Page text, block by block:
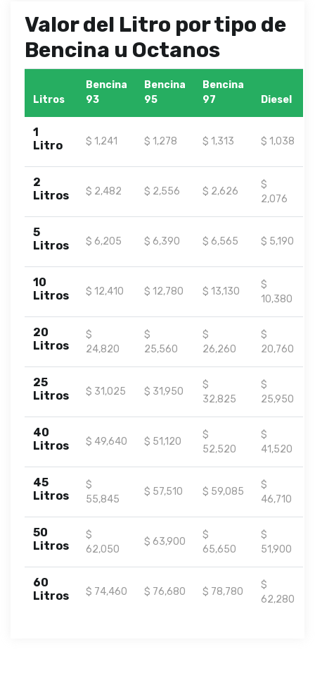
Valor del Litro por tipo de
Bencina u Octanos
Litros
Bencina
93
Bencina
95
Bencina
97
Diesel
1
Litro
$ 1,241 $ 1,278 $ 1,313 $ 1,038
2
Litros
$ 2,482 $ 2,556 $ 2,626
$
2,076
5
Litros
$ 6,205 $ 6,390 $ 6,565 $ 5,190
10
Litros
$ 12,410 $ 12,780 $ 13,130
$
10,380
20
Litros
$
24,820
$
25,560
$
26,260
$
20,760
25
Litros
$ 31,025 $ 31,950
$
32,825
$
25,950
40
Litros
$ 49,640 $ 51,120
$
52,520
$
41,520
45
Litros
$
55,845
$ 57,510 $ 59,085
$
46,710
50
Litros
$
62,050
$ 63,900
$
65,650
$
51,900
60
Litros
$ 74,460 $ 76,680 $ 78,780
$
62,280